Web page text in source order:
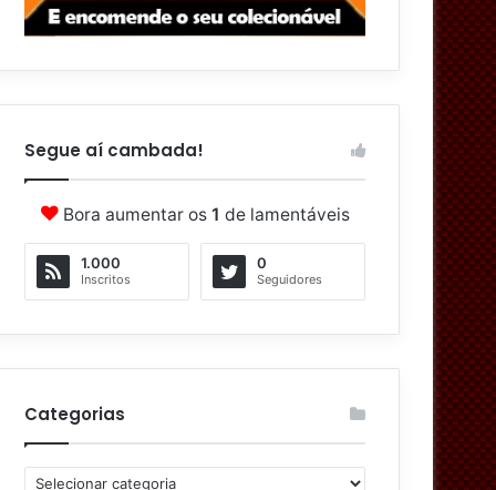
Segue aí cambada!
Bora aumentar os 1 de lamentáveis
1.000
Inscritos
0
Seguidores
Categorias